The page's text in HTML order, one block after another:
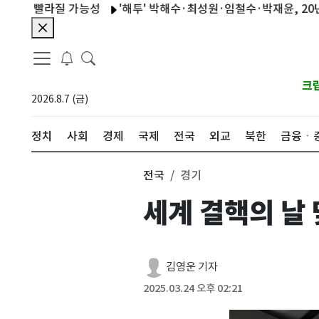
질 가능성 '해투' 박해수·최성원·임철수·박재윤, 20년 우정
2026.8.7 (금)
크
정치 사회 경제 국제 전국 외교 북한 금융ㆍ
전국 경기
세계 결핵의 날
김영운 기자
2025.03.24 오후 02:21